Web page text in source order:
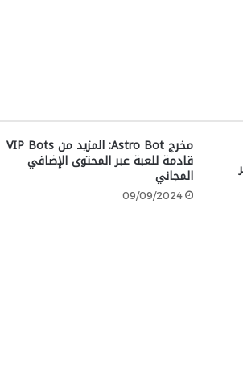
مخرج Astro Bot: المزيد من VIP Bots
قادمة للعبة عبر المحتوى الإضافي
المجاني
09/09/2024